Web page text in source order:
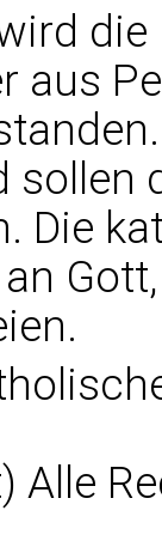
aus
sollen
Die
Alle